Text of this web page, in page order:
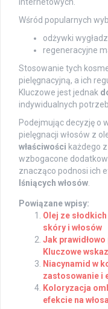
Wśród popularnych
odżywki
regeneracyjne
Stosowanie tych
pielęgnacyjną, a ich
Kluczowe jest jednak
indywidualnych
Podejmując decyzję o
pielęgnacji włosów z
właściwości każdego
wzbogacone
znacząco podnosi ich
lśniących włosów
Powiązane wpisy:
Olej ze
skóry i włosów
Jak
Kluczowe
Niacynamid w
zastosowanie i
Koloryzacja
efekcie na